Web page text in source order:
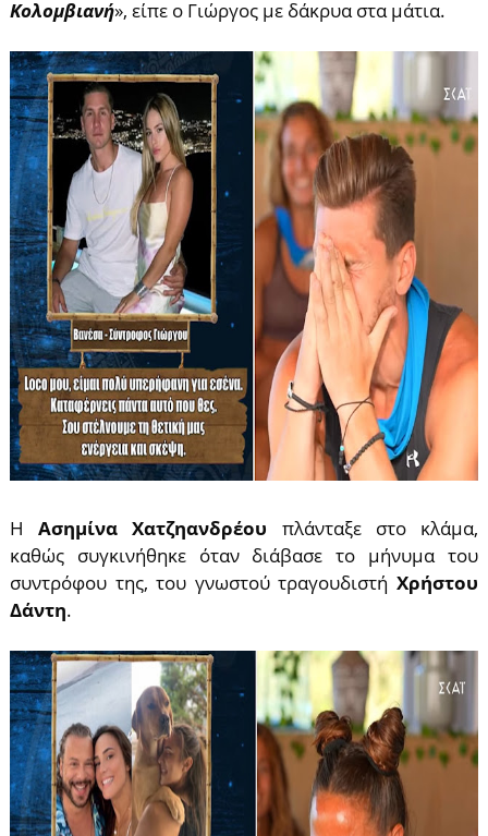
Κολομβιανή», είπε ο Γιώργος με δάκρυα στα μάτια.
ΗΑσημίνα Χατζηανδρέου πλάνταξε στο κλάμα,
καθώς συγκινήθηκε όταν διάβασε το μήνυμα του
συντρόφου της, του γνωστού τραγουδιστήΧρήστου
Δάντη.